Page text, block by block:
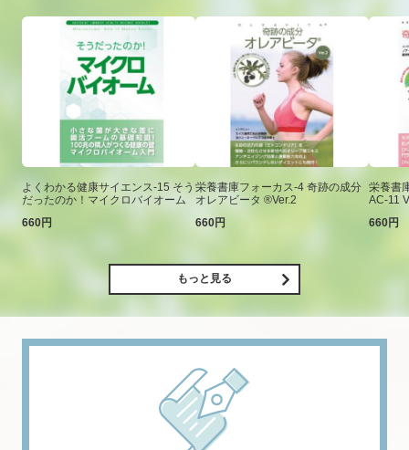
よくわかる健康サイエンス-15 そう
だったのか！マイクロバイオーム
660円
栄養書庫フォーカス-4 奇跡の成分
オレアビータ ®Ver.2
660円
栄養書
AC-11
660円
もっと見る